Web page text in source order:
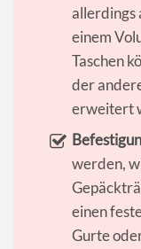
allerdings
einem
Taschen
der
erweitert
werden,
einen
Gurte